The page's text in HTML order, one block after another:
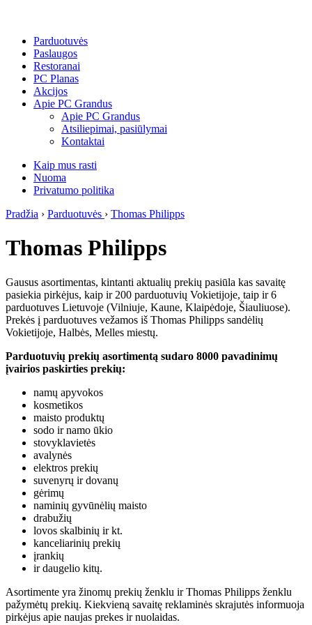
Parduotuvės
Paslaugos
Restoranai
PC Planas
Akcijos
Apie PC Grandus
Apie PC Grandus
Atsiliepimai, pasiūlymai
Kontaktai
Kaip mus rasti
Nuoma
Privatumo politika
Pradžia › Parduotuvės › Thomas Philipps
Thomas Philipps
Gausus asortimentas, kintanti aktualių prekių pasiūla kas savaitę
pasiekia pirkėjus, kaip ir 200 parduotuvių Vokietijoje, taip ir 6
parduotuves Lietuvoje (Vilniuje, Kaune, Klaipėdoje, Šiauliuose).
Prekės į parduotuves vežamos iš Thomas Philipps sandėlių
Vokietijoje, Halbės, Melles miestų.
Parduotuvių prekių asortimentą sudaro 8000 pavadinimų
įvairios paskirties prekių:
namų apyvokos
kosmetikos
maisto produktų
sodo ir namo ūkio
stovyklavietės
avalynės
elektros prekių
suvenyrų ir dovanų
gėrimų
naminių gyvūnėlių maisto
drabužių
lovos skalbinių ir kt.
kanceliarinių prekių
įrankių
ir daugelio kitų.
Asortimente yra žinomų prekių ženklu ir Thomas Philipps ženklu
pažymėtų prekių. Kiekvieną savaitę reklaminės skrajutės informuoja
pirkėjus apie naujas prekes ir nuolaidas.